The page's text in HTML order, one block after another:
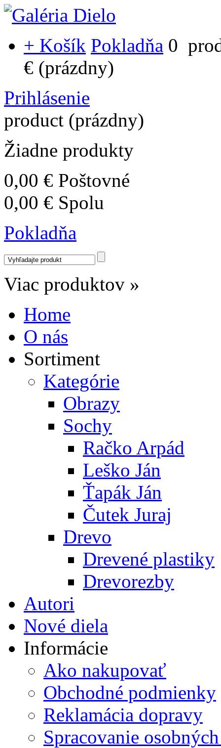
+ Košík Pokladňa 0
€ (prázdny)
Prihlásenie
product (prázdny)
Žiadne produkty
0,00 € Poštovné
0,00 € Spolu
Pokladňa
Viac produktov »
Home
O nás
Sortiment
Kategórie
Obrazy
Sochy
Račko Arpád
Leško Ján
Ťapák Ján
Čutek Juraj
Drevo
Drevené plastiky
Drevorezby
Autori
Nové diela
Informácie
Ako nakupovať
Obchodné podmienky
Reklamácia dopravy
Spracovanie